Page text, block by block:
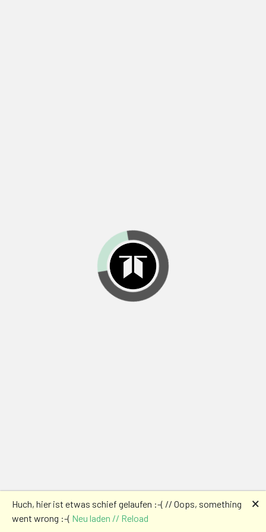
Huch, hier ist etwas schief gelaufen :-( // Oops, something
went wrong :-( Neu laden // Reload
🗙